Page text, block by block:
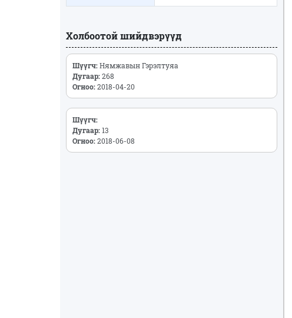
Холбоотой шийдвэрүүд
Шүүгч:Нямжавын Гэрэлтуяа
Дугаар:268
Огноо:2018-04-20
Шүүгч:
Дугаар:13
Огноо:2018-06-08